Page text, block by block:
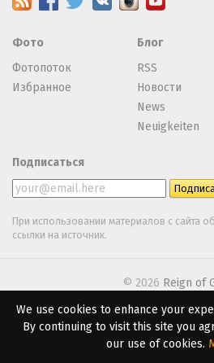
Фото
Фотопоток
Избранное
Блог
RSS
Новости
News
Neuigkeiten
Подписаться
При использовании материалов с сайта
ссылки на источник.
© 2026 Reign of
We are
We use cookies to enhance your
By continuing to visit this site you
our use of cookies.